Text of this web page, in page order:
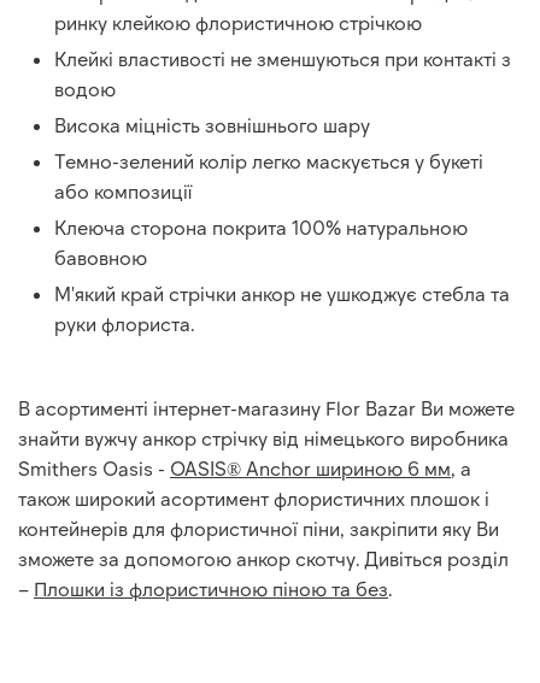
ринку клейкою флористичною стрічкою
Клейкі властивості не зменшуються при контакті з
водою
Висока міцність зовнішнього шару
Темно-зелений колір легко маскується у букеті
або композиції
Клеюча сторона покрита 100% натуральною
бавовною
М'який край стрічки анкор не ушкоджує стебла та
руки флориста.
В асортименті інтернет-магазину Flor Bazar Ви можете
знайти вужчу анкор стрічку від німецького виробника
Smithers Oasis - OASIS® Anchor шириною 6 мм, а
також широкий асортимент флористичних плошок і
контейнерів для флористичної піни, закріпити яку Ви
зможете за допомогою анкор скотчу. Дивіться розділ
– Плошки із флористичною піною та без.